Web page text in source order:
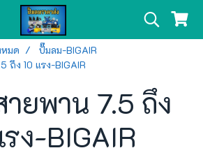
มด
ปั๊มลม-BIGAIR
ถึง 10 แรง-BIGAIR
ยพาน 7.5 ถึง
รง-BIGAIR